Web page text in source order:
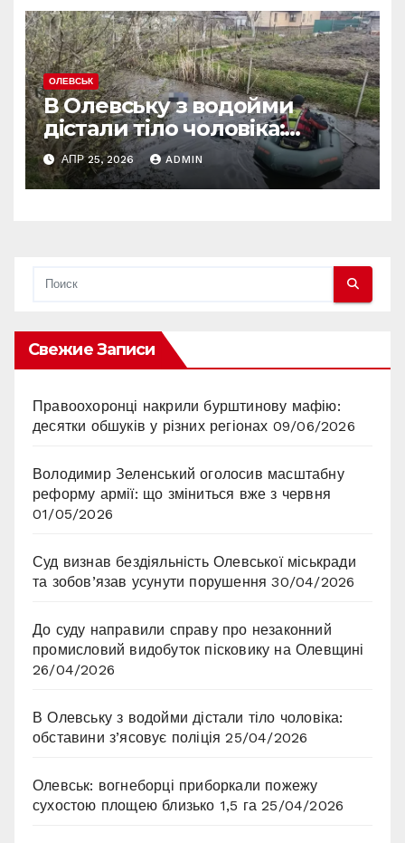
ОЛЕВСЬК
В Олевську з водойми
дістали тіло чоловіка:
обставини з’ясовує поліція
АПР 25, 2026 ADMIN
Свежие Записи
Правоохоронці накрили бурштинову мафію:
десятки обшуків у різних регіонах 09/06/2026
Володимир Зеленський оголосив масштабну
реформу армії: що зміниться вже з червня
01/05/2026
Суд визнав бездіяльність Олевської міськради
та зобов’язав усунути порушення 30/04/2026
До суду направили справу про незаконний
промисловий видобуток пісковику на Олевщині
26/04/2026
В Олевську з водойми дістали тіло чоловіка:
обставини з’ясовує поліція 25/04/2026
Олевськ: вогнеборці приборкали пожежу
сухостою площею близько 1,5 га 25/04/2026